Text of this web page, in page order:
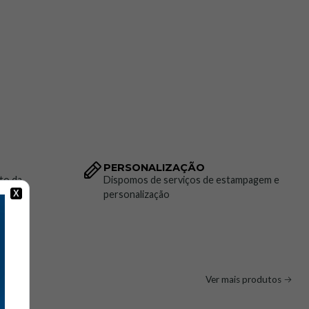
da
PERSONALIZAÇÃO
Dispomos de serviços de estampagem e
personalização
Ver mais produtos
X